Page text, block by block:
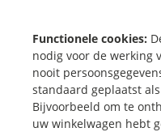
Functionele cookies:
nodig voor de werking
nooit
standaard geplaatst
Bijvoorbeeld om te
uw winkelwagen hebt